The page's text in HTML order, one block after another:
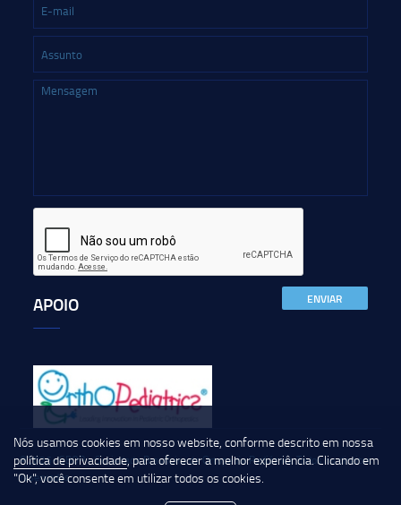
ENVIAR
APOIO
©2026- SBOP - Sociedade Brasileira de Ortopedia Pediátrica Todos os direitos
reservados
Nós usamos cookies em nosso website, conforme descrito em nossa
política de privacidade, para oferecer a melhor experiência. Clicando em
"Ok", você consente em utilizar todos os cookies.